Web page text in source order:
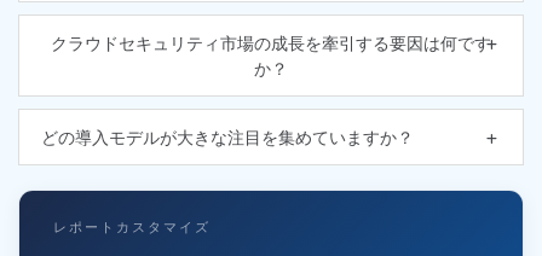
クラウドセキュリティ市場の成長を牽引する要因は何です
か？
どの導入モデルが大きな注目を集めていますか？
レポートカスタマイズ